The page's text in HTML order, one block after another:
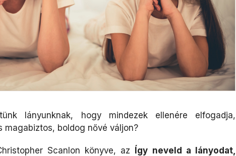
lányunknak, hogy mindezek ellenére elfogadja,
magabiztos, boldog nővé váljon?
Scanlon könyve, az Így neveld a lányodat,